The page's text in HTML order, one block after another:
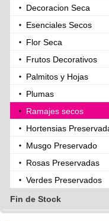
Decoracion Seca
Esenciales Secos
Flor Seca
Frutos Decorativos
Palmitos y Hojas
Plumas
Ramajes secos
Hortensias
Musgo Preservado
Rosas Preservadas
Verdes Preservados
Fin de Stock